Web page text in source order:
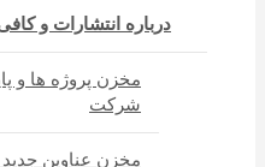
درباره انتشارات و
مخزن پروژه ها و
شرکت
مخزن عناوین